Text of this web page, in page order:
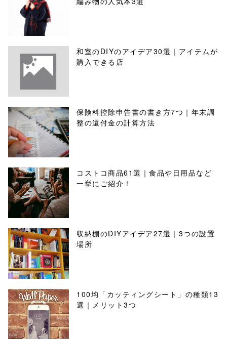
和室のDIYのアイデア30選｜アイテムが
購入できる店
保険料控除申告書の書き方7つ｜年末調
整の還付金の計算方法
コストコ商品61選｜食品や日用品など
一挙にご紹介！
収納棚のDIYアイデア27選｜3つの設置
場所
100均「カッティングシート」の種類13
選｜メリット3つ